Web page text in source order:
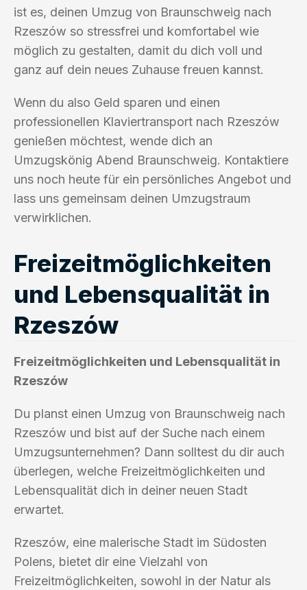
ist es, deinen Umzug von Braunschweig nach
Rzeszów so stressfrei und komfortabel wie
möglich zu gestalten, damit du dich voll und
ganz auf dein neues Zuhause freuen kannst.
Wenn du also Geld sparen und einen
professionellen Klaviertransport nach Rzeszów
genießen möchtest, wende dich an
Umzugskönig Abend Braunschweig. Kontaktiere
uns noch heute für ein persönliches Angebot und
lass uns gemeinsam deinen Umzugstraum
verwirklichen.
Freizeitmöglichkeiten
und Lebensqualität in
Rzeszów
Freizeitmöglichkeiten und Lebensqualität in
Rzeszów
Du planst einen Umzug von Braunschweig nach
Rzeszów und bist auf der Suche nach einem
Umzugsunternehmen? Dann solltest du dir auch
überlegen, welche Freizeitmöglichkeiten und
Lebensqualität dich in deiner neuen Stadt
erwartet.
Rzeszów, eine malerische Stadt im Südosten
Polens, bietet dir eine Vielzahl von
Freizeitmöglichkeiten, sowohl in der Natur als